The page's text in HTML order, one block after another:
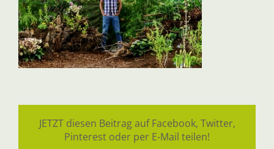
JETZT diesen Beitrag auf Facebook, Twitter,
Pinterest oder per E-Mail teilen!